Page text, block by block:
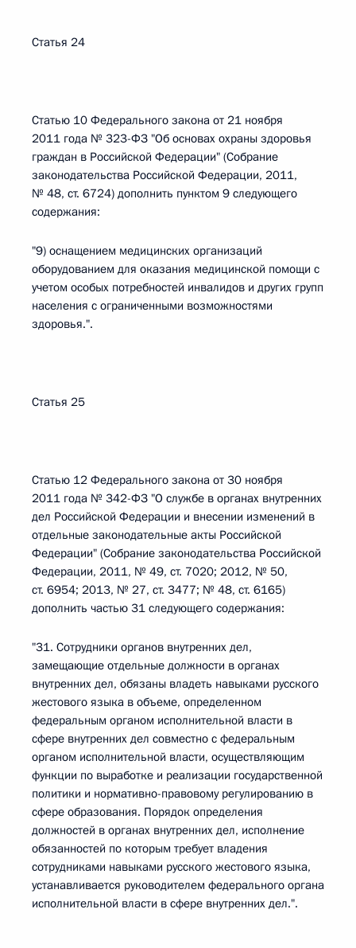
Статья 24
Статью 10 Федерального закона от 21 ноября
2011 года № 323-ФЗ "Об основах охраны здоровья
граждан в Российской Федерации" (Собрание
законодательства Российской Федерации, 2011,
№ 48, ст. 6724) дополнить пунктом 9 следующего
содержания:
"9) оснащением медицинских организаций
оборудованием для оказания медицинской помощи с
учетом особых потребностей инвалидов и других групп
населения с ограниченными возможностями
здоровья.".
Статья 25
Статью 12 Федерального закона от 30 ноября
2011 года № 342-ФЗ "О службе в органах внутренних
дел Российской Федерации и внесении изменений в
отдельные законодательные акты Российской
Федерации" (Собрание законодательства Российской
Федерации, 2011, № 49, ст. 7020; 2012, № 50,
ст. 6954; 2013, № 27, ст. 3477; № 48, ст. 6165)
дополнить частью 31 следующего содержания:
"31. Сотрудники органов внутренних дел,
замещающие отдельные должности в органах
внутренних дел, обязаны владеть навыками русского
жестового языка в объеме, определенном
федеральным органом исполнительной власти в
сфере внутренних дел совместно с федеральным
органом исполнительной власти, осуществляющим
функции по выработке и реализации государственной
политики и нормативно-правовому регулированию в
сфере образования. Порядок определения
должностей в органах внутренних дел, исполнение
обязанностей по которым требует владения
сотрудниками навыками русского жестового языка,
устанавливается руководителем федерального органа
исполнительной власти в сфере внутренних дел.".